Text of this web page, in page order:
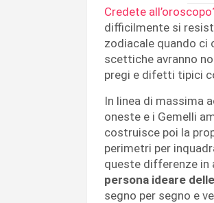
Credete
difficilmente si
zodiacale quando ci
scettiche avranno
pregi e difetti tipici
In linea di massima
oneste e i Gemelli
costruisce poi la
perimetri per
queste differenze in
persona ideare
segno per segno e